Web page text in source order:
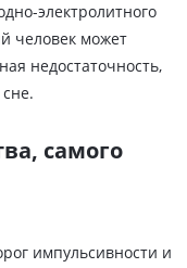
электролитного
человек может
недостаточность,
самого
импульсивности и